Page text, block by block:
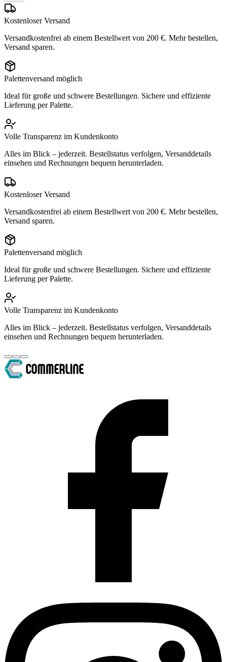
Kostenloser Versand
Versandkostenfrei ab einem Bestellwert von 200 €. Mehr bestellen,
Versand sparen.
Palettenversand möglich
Ideal für große und schwere Bestellungen. Sichere und effiziente
Lieferung per Palette.
Volle Transparenz im Kundenkonto
Alles im Blick – jederzeit. Bestellstatus verfolgen, Versanddetails
einsehen und Rechnungen bequem herunterladen.
Kostenloser Versand
Versandkostenfrei ab einem Bestellwert von 200 €. Mehr bestellen,
Versand sparen.
Palettenversand möglich
Ideal für große und schwere Bestellungen. Sichere und effiziente
Lieferung per Palette.
Volle Transparenz im Kundenkonto
Alles im Blick – jederzeit. Bestellstatus verfolgen, Versanddetails
einsehen und Rechnungen bequem herunterladen.